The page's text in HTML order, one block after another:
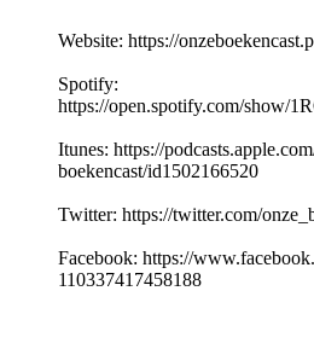
Website: https://
Spotify:
https://open.spotify.com/show/
Itunes: https://
boekencast/id1502166520
Twitter: https://twitter.com/
Facebook: https://
110337417458188